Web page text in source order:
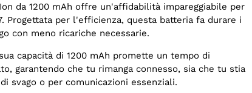
da 1200 mAh offre un'affidabilità impareggiabile per
Progettata per l'efficienza, questa batteria fa durare i
con meno ricariche necessarie.
capacità di 1200 mAh promette un tempo di
garantendo che tu rimanga connesso, sia che tu stia
svago o per comunicazioni essenziali.